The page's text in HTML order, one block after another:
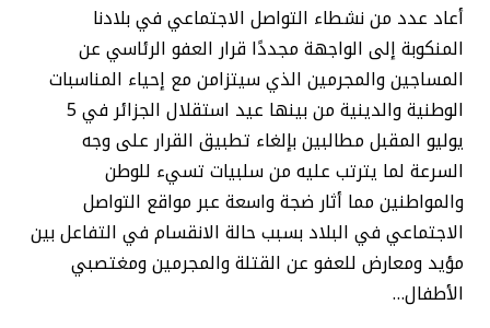
أعاد عدد من نشطاء التواصل الاجتماعي في بلادنا
المنكوبة إلى الواجهة مجددًا قرار العفو الرئاسي عن
المساجين والمجرمين الذي سيتزامن مع إحياء المناسبات
الوطنية والدينية من بينها عيد استقلال الجزائر في 5
يوليو المقبل مطالبين بإلغاء تطبيق القرار على وجه
السرعة لما يترتب عليه من سلبيات تسيء للوطن
والمواطنين مما أثار ضجة واسعة عبر مواقع التواصل
الاجتماعي في البلاد بسبب حالة الانقسام في التفاعل بين
مؤيد ومعارض للعفو عن القتلة والمجرمين ومغتصبي
الأطفال…